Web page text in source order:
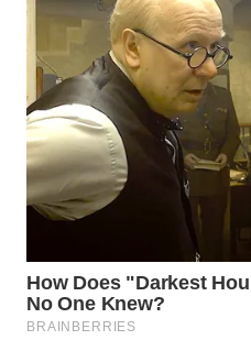
PURWAKARTA
WN
PRIANGAN
TIMUR
WN
SOLO